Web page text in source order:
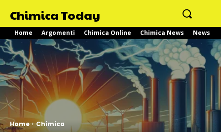
Chimica Today
Home Argomenti Chimica Online Chimica News News
Home Chimica